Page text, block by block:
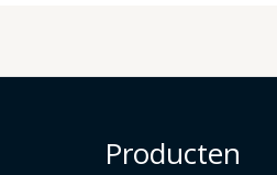
Producten